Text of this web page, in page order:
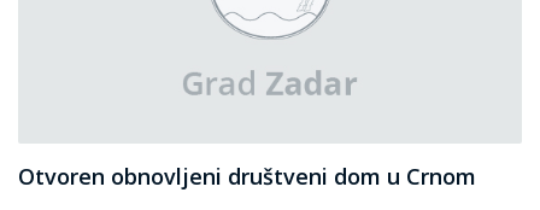
Otvoren obnovljeni društveni dom u Crnom